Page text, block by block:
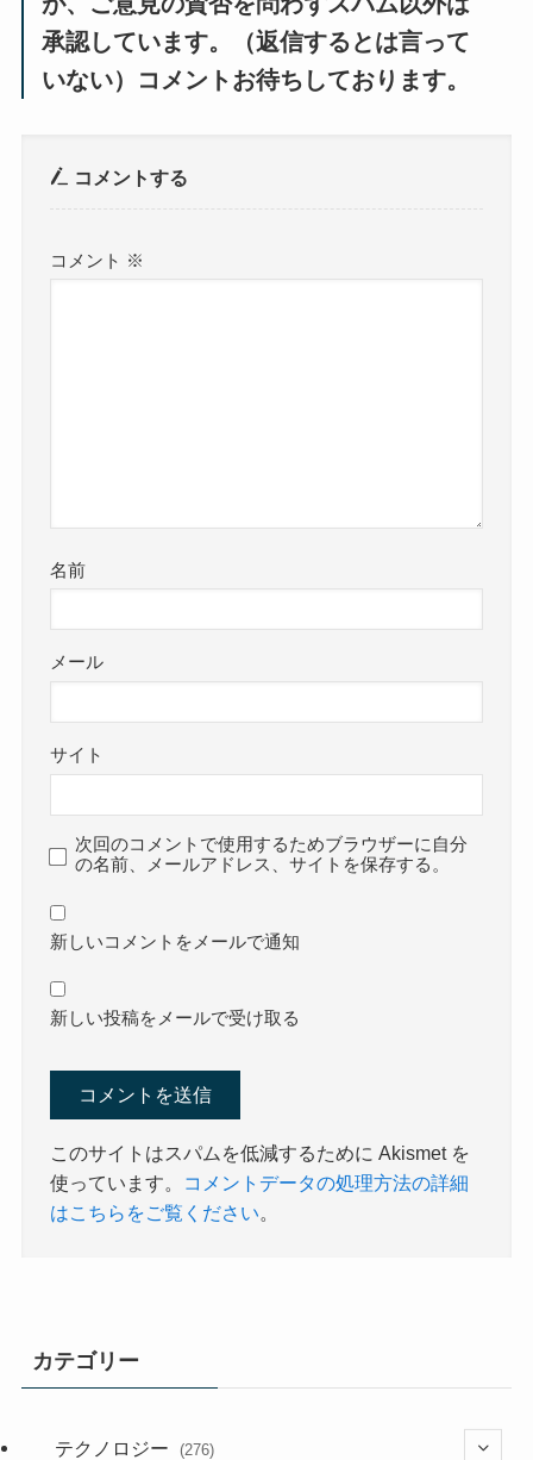
承認しています。（返信するとは言って
いない）コメントお待ちしております。
コメントする
コメント ※
名前
メール
サイト
次回のコメントで使用するためブラウザーに自分
の名前、メールアドレス、サイトを保存する。
新しいコメントをメールで通知
新しい投稿をメールで受け取る
このサイトはスパムを低減するために Akismet を
使っています。
コメントデータの処理方法の詳細
はこちらをご覧ください。
カテゴリー
テクノロジー (276)